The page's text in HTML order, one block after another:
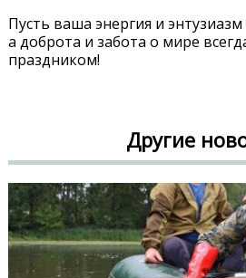
Пусть ваша энергия и энтузиазм
а доброта и забота о мире
праздником!
Другие